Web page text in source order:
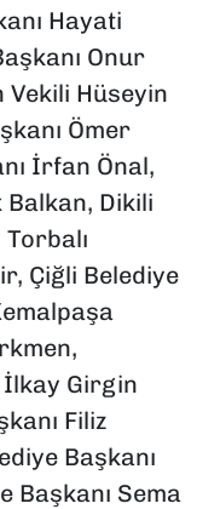
Hayati
Onur
Vekili Hüseyin
Ömer
İrfan Önal,
Balkan, Dikili
Çiğli Belediye
İlkay Girgin
Filiz
Başkanı
Başkanı Sema